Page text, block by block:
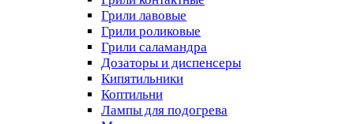
Грили лавовые
Грили роликовые
Грили саламандра
Дозаторы и диспенсеры
Кипятильники
Коптильни
Лампы для подогрева